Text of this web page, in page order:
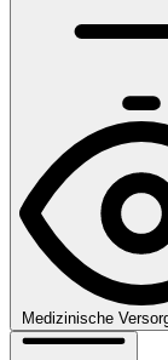
Medizinische